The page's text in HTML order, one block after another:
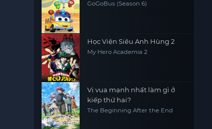
GoGoBus (Season 6)
Học Viện Siêu Anh Hùng 2
My Hero Academia 2
Vị vua mạnh nhất làm gì ở
kiếp thứ hai?
The Beginning After the End